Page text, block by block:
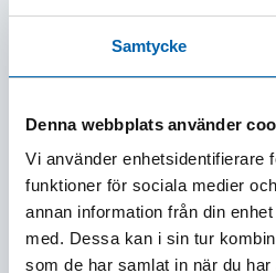
Samtycke
Denna webbplats använder
Vi använder enhetsidentifierare
funktioner för sociala medier
annan information från din
med. Dessa kan i sin tur
som de har samlat in när du
Köp och finansieringsvillkor
Frakt och leveransvillkor
Ångra ditt köp
Frågor och svar